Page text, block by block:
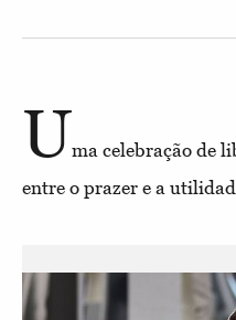
Uma celebração de
entre o prazer e a